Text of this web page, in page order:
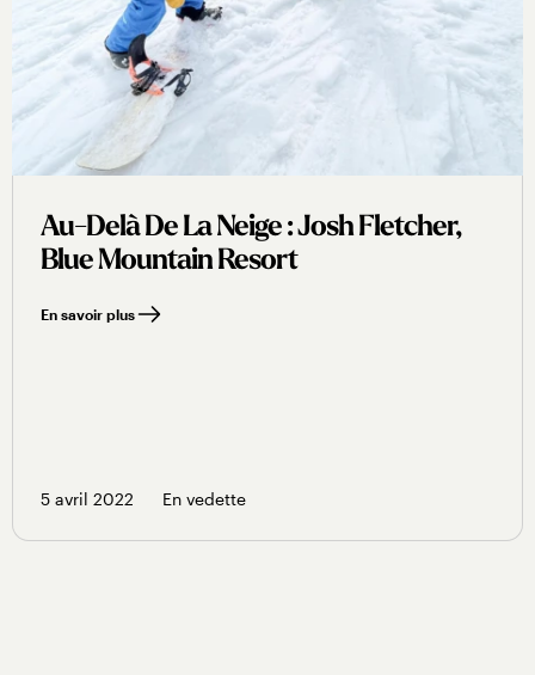
Au-Delà De La Neige : Josh Fletcher,
Blue Mountain Resort
En savoir plus
5 avril 2022 En vedette